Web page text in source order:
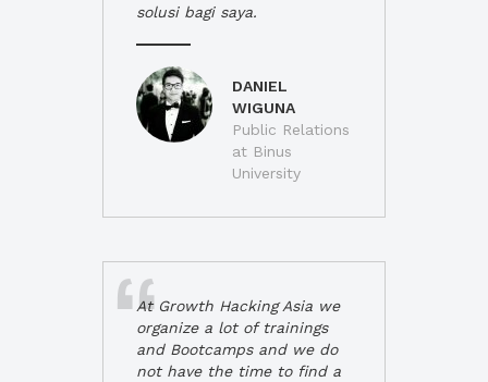
solusi bagi saya.
DANIEL
WIGUNA
Public Relations
at Binus
University
At Growth Hacking Asia we
organize a lot of trainings
and Bootcamps and we do
not have the time to find a